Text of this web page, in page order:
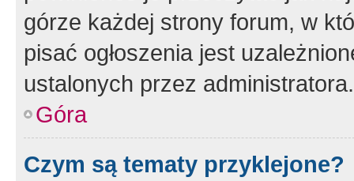
górze każdej strony forum, w
pisać ogłoszenia jest
ustalonych przez administratora.
Góra
Czym są tematy przyklejone?